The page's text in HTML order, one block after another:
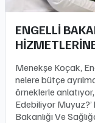
ENGELLİ
Menekşe Koçak,
nelere bütçe
örneklerle anlatıyor,
Edebiliyor Muyuz?’
Bakanlığı Ve